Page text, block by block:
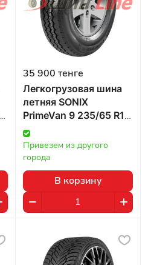
35 900 тенге
Легкогрузовая шина
летняя SONIX
PrimeVan 9 235/65 R16
Привезем из другого
города
В корзину